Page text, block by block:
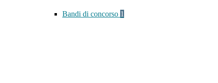
Bandi di concorso 1